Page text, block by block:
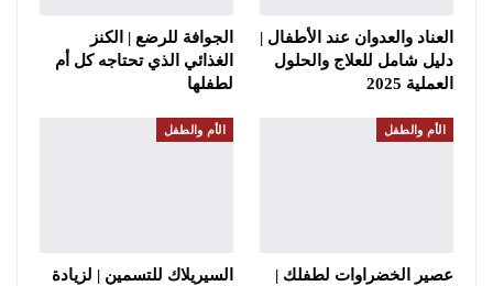
العناد والعدوان عند الأطفال |
دليل شامل للعلاج والحلول
العملية 2025
الجوافة للرضع | الكنز
الغذائي الذي تحتاجه كل أم
لطفلها
الأم والطفل
عصير الخضراوات لطفلك |
الأم والطفل
السيريلاك للتسمين | لزيادة